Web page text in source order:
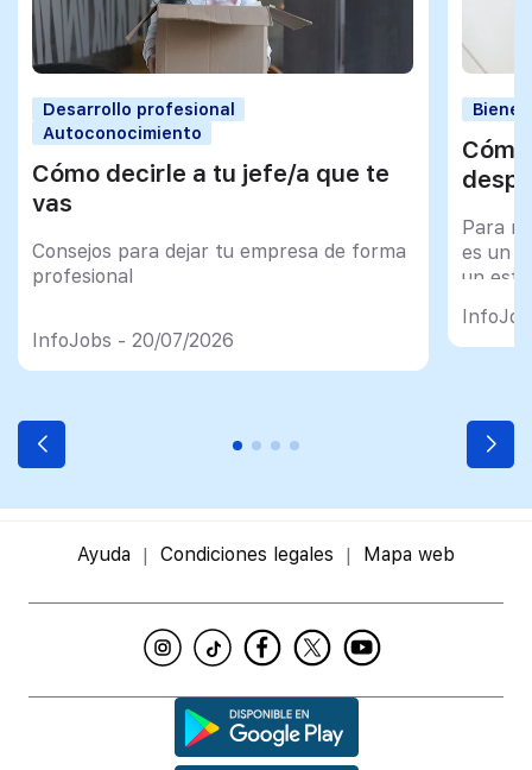
Desarrollo profesional
Autoconocimiento
Cómo decirle a tu jefe/a que te
vas
Consejos para dejar tu empresa de forma
profesional
InfoJobs - 20/07/2026
Para
es un
un
Ayuda Condiciones legales Mapa web